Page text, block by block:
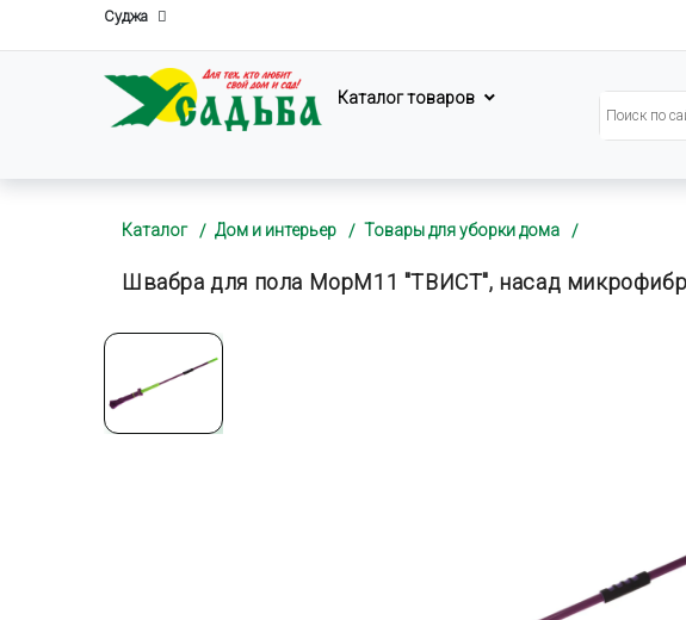
Суджа
Каталог товаров
Каталог Дом и интерьер Товары для уборки дома
Швабра для пола MopM11 "ТВИСТ", насад